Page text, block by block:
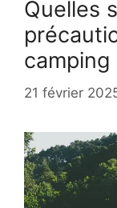
Quelles
21 février